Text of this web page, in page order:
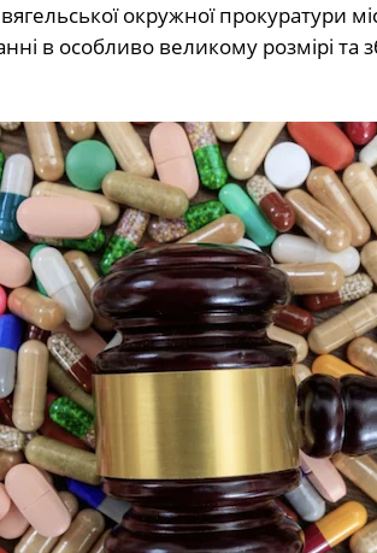
окружної прокуратури
в особливо великому розмірі та